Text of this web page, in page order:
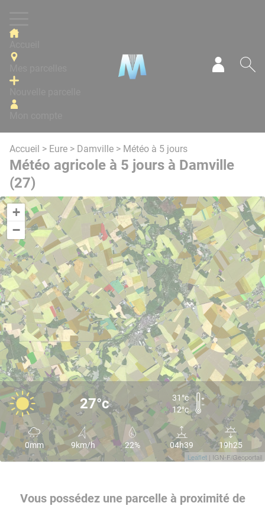
Accueil > Eure > Damville > Météo à 5 jours
Météo agricole à 5 jours à Damville
(27)
+
−
Leaflet | IGN-F/Geoportail
27°c
31°c
12°c
0mm 9km/h 22% 04h39 19h25
Vous possédez une parcelle à proximité de